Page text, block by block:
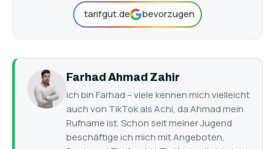
tarifgut.de bevorzugen
Farhad Ahmad Zahir
Ich bin Farhad – viele kennen mich vielleicht
auch von TikTok als Achi, da Ahmad mein
Rufname ist. Schon seit meiner Jugend
beschäftige ich mich mit Angeboten,